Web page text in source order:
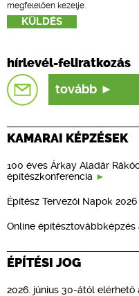
megfelelően kezelje.
hírlevél-feliratkozás
tovább
KAMARAI KÉPZÉSEK
100 éves Árkay Aladár
építészkonferencia
Építész Tervezői Napok 2026
Online
ÉPÍTÉSI JOG
2026. június 30-ától